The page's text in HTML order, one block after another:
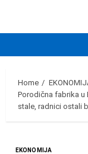
Home
Porodična fabrika u
stale, radnici ostali
EKONOMIJA